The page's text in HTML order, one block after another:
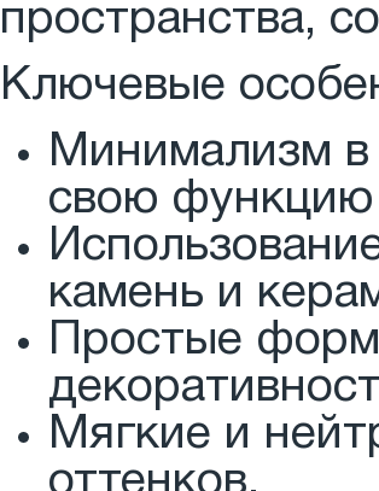
пространства,
Ключевые
Минимализм
свою функцию
камень и
Простые
Мягкие и
оттенков.